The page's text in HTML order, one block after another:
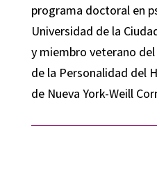
programa doctoral en
Universidad de la
y miembro veterano
de la Personalidad del
de Nueva York-Weill